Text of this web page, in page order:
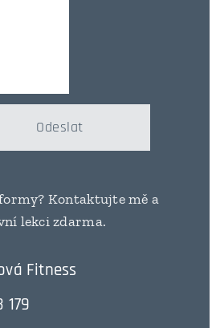
Odeslat
Kontaktujte mě a
lekci zdarma.
Fitness
179